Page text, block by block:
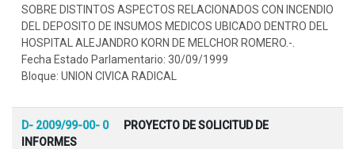
SOBRE DISTINTOS ASPECTOS RELACIONADOS CON INCENDIO
DEL DEPOSITO DE INSUMOS MEDICOS UBICADO DENTRO DEL
HOSPITAL ALEJANDRO KORN DE MELCHOR ROMERO.-.
Fecha Estado Parlamentario: 30/09/1999
Bloque: UNION CIVICA RADICAL
D- 2009/99-00- 0
PROYECTO DE SOLICITUD DE
INFORMES